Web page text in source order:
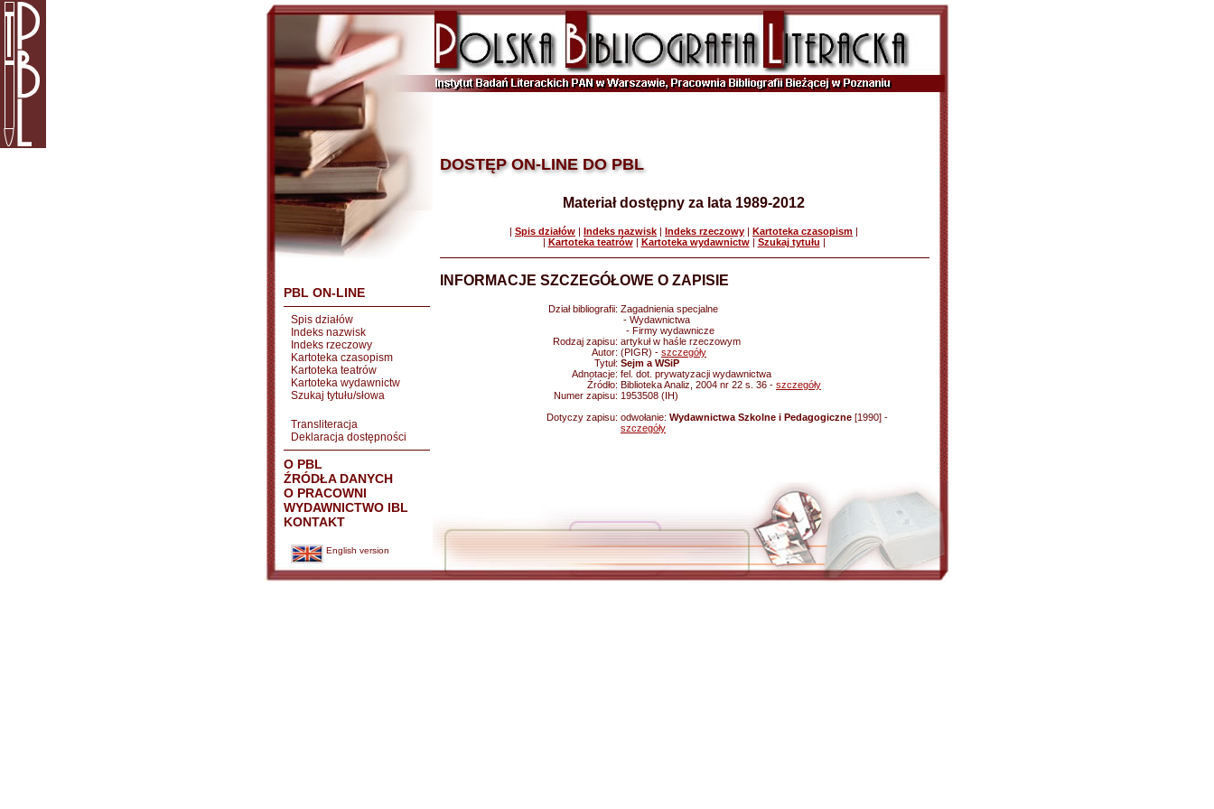
PBL ON-LINE
Spis działów
Indeks nazwisk
Indeks rzeczowy
Kartoteka czasopism
Kartoteka teatrów
Kartoteka wydawnictw
Szukaj tytułu/słowa
Transliteracja
Deklaracja dostępności
O PBL
ŹRÓDŁA DANYCH
O PRACOWNI
WYDAWNICTWO IBL
KONTAKT
English version
DOSTĘP ON-LINE DO PBL
Materiał dostępny za lata 1989-2012
| Spis działów | Indeks nazwisk | Indeks rzeczowy | Kartoteka czasopism |
| Kartoteka teatrów| Kartoteka wydawnictw| Szukaj tytułu |
INFORMACJE SZCZEGÓŁOWE O ZAPISIE
Dział bibliografii: Zagadnienia specjalne
- Wydawnictwa
- Firmy wydawnicze
Rodzaj zapisu: artykuł w haśle rzeczowym
Autor: (PIGR) - szczegóły
Tytuł: Sejm a WSiP
Adnotacje: fel. dot. prywatyzacji wydawnictwa
Źródło: Biblioteka Analiz, 2004 nr 22 s. 36 - szczegóły
Numer zapisu: 1953508 (IH)
Dotyczy zapisu: odwołanie: Wydawnictwa Szkolne i Pedagogiczne [1990] -
szczegóły